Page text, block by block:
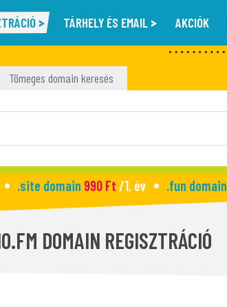
TÁRHELY ÉS EMAIL AKCIÓK
Tömeges domain keresés
.site domain 990 Ft /1. év .fun domain
DOMAIN REGISZTRÁCIÓ